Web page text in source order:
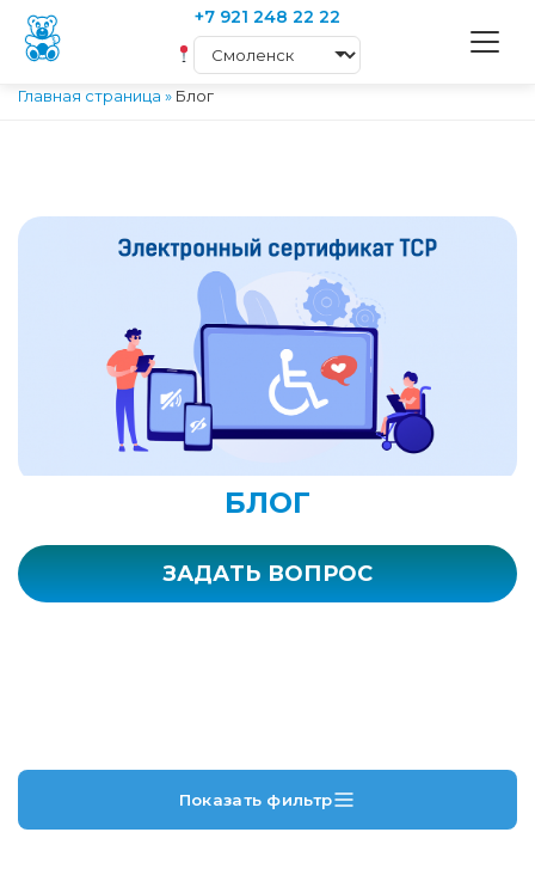
+7 921 248 22 22
Главная страница » Блог
БЛОГ
ЗАДАТЬ ВОПРОС
Показать фильтр